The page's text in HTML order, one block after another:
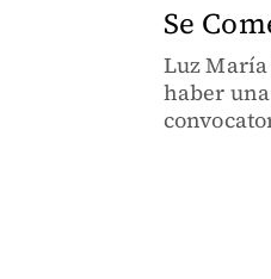
Se
Luz
haber